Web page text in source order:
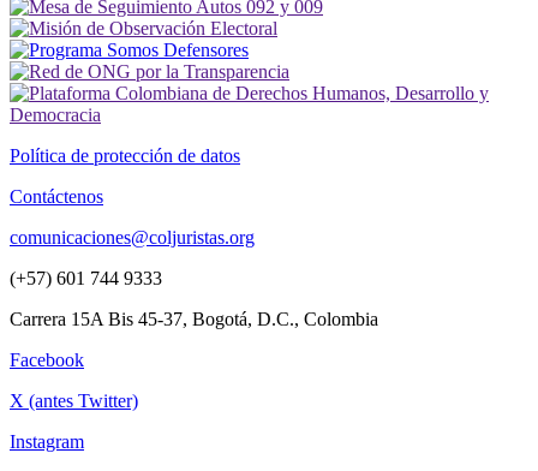
Política de protección de datos
Contáctenos
comunicaciones@coljuristas.org
(+57) 601 744 9333
Carrera 15A Bis 45-37, Bogotá, D.C., Colombia
Facebook
X (antes Twitter)
Instagram